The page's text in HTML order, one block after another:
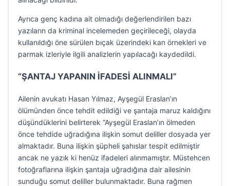
Ayrıca genç kadına ait olmadığı değerlendirilen bazı
yazıların da kriminal incelemeden geçirileceği, olayda
kullanıldığı öne sürülen bıçak üzerindeki kan örnekleri ve
parmak izleriyle ilgili analizlerin yapılacağı kaydedildi.
“ŞANTAJ YAPANIN İFADESİ ALINMALI”
Ailenin avukatı Hasan Yılmaz, Ayşegül Eraslan’ın
ölümünden önce tehdit edildiği ve şantaja maruz kaldığını
düşündüklerini belirterek “Ayşegül Eraslan’ın ölmeden
önce tehdide uğradığına ilişkin somut deliller dosyada yer
almaktadır. Buna ilişkin şüpheli şahıslar tespit edilmiştir
ancak ne yazık ki henüz ifadeleri alınmamıştır. Müstehcen
fotoğraflarına ilişkin şantaja uğradığına dair ailesinin
sunduğu somut deliller bulunmaktadır. Buna rağmen